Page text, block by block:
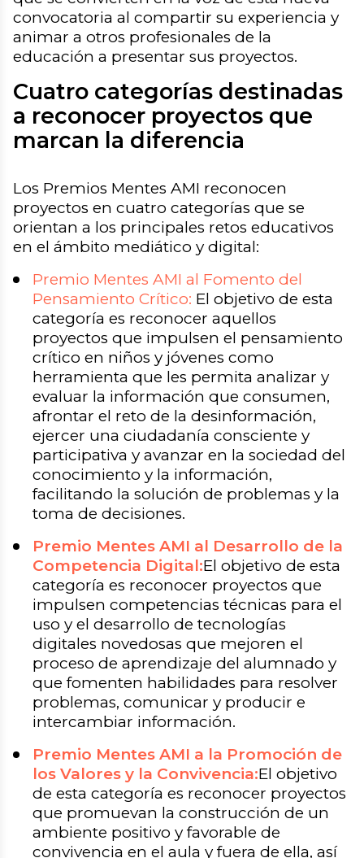
convocatoria al compartir su experiencia y
animar a otros profesionales de la
educación a presentar sus proyectos.
Cuatro categorías destinadas
a reconocer proyectos que
marcan la diferencia
Los Premios Mentes AMI reconocen
proyectos en cuatro categorías que se
orientan a los principales retos educativos
en el ámbito mediático y digital:
Premio Mentes AMI al Fomento del
Pensamiento Crítico: El objetivo de esta
categoría es reconocer aquellos
proyectos que impulsen el pensamiento
crítico en niños y jóvenes como
herramienta que les permita analizar y
evaluar la información que consumen,
afrontar el reto de la desinformación,
ejercer una ciudadanía consciente y
participativa y avanzar en la sociedad del
conocimiento y la información,
facilitando la solución de problemas y la
toma de decisiones.
Premio Mentes AMI al Desarrollo de la
Competencia Digital:El objetivo de esta
categoría es reconocer proyectos que
impulsen competencias técnicas para el
uso y el desarrollo de tecnologías
digitales novedosas que mejoren el
proceso de aprendizaje del alumnado y
que fomenten habilidades para resolver
problemas, comunicar y producir e
intercambiar información.
Premio Mentes AMI a la Promoción de
los Valores y la Convivencia:El objetivo
de esta categoría es reconocer proyectos
que promuevan la construcción de un
ambiente positivo y favorable de
convivencia en el aula y fuera de ella, así